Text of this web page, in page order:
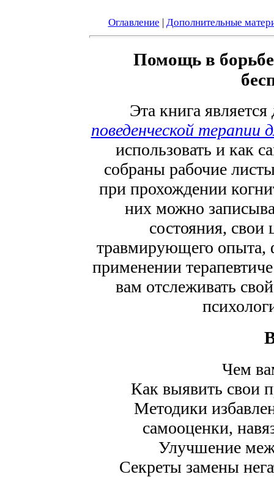
Оглавление | Дополнительные
Помощь в борьбе
Эта книга
поведенческой терапии
использовать и как
собраны рабочие
при прохождении
них можно
состояния, свои
травмирующего опыта,
применении
вам отслеживать
Чем
Как выявить свои
Методики
самооценки,
Улучшение
Секреты замены